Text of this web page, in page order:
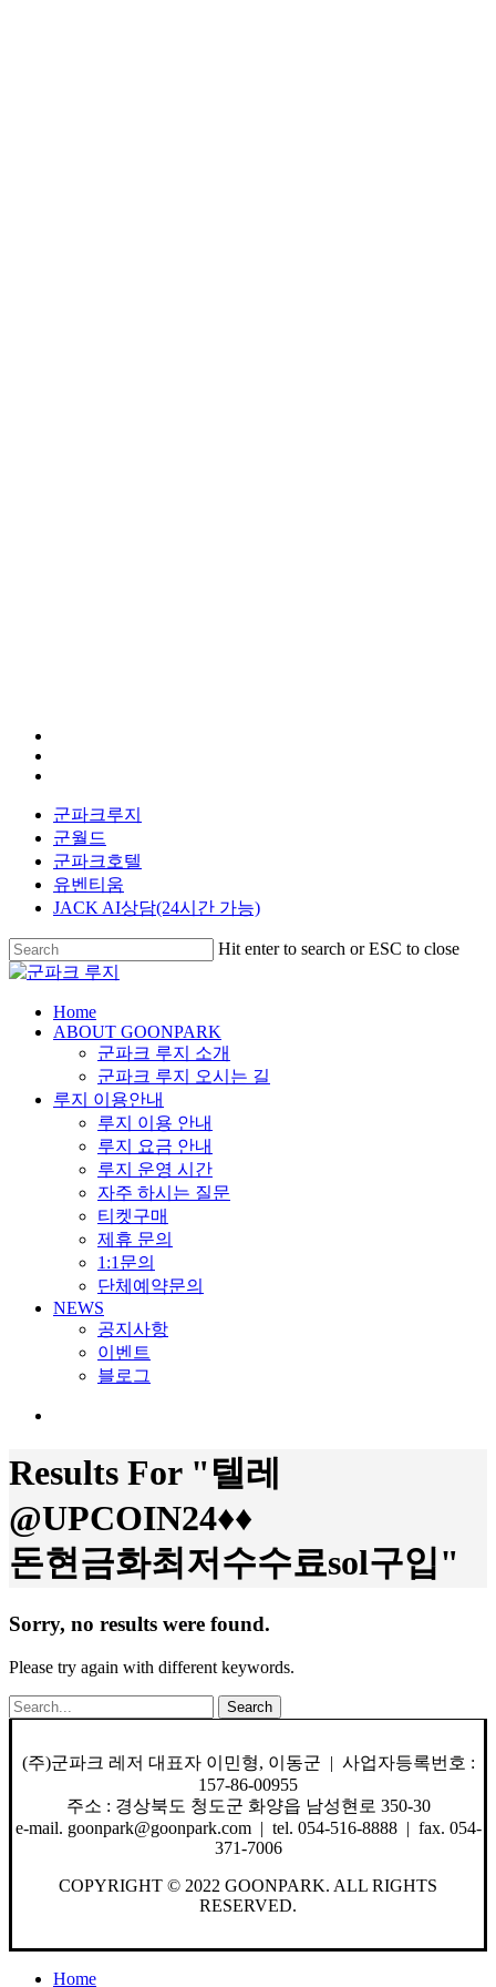
군파크루지
군월드
군파크호텔
유벤티움
JACK AI상담(24시간 가능)
Hit enter to search or ESC to close
Close
search
Menu
Home
ABOUT GOONPARK
군파크 루지 소개
군파크 루지 오시는 길
루지 이용안내
루지 이용 안내
루지 요금 안내
루지 운영 시간
자주 하시는 질문
티켓구매
제휴 문의
1:1문의
단체예약문의
NEWS
공지사항
이벤트
블로그
Results For "텔레
@UPCOIN24♦♦
돈현금화최저수수료sol구입"
Sorry, no results were found.
Please try again with different keywords.
Search
(주)군파크 레저 대표자 이민형, 이동군 | 사업자등록번호 :
157-86-00955
주소 : 경상북도 청도군 화양읍 남성현로 350-30
e-mail. goonpark@goonpark.com | tel. 054-516-8888 | fax. 054-
371-7006
COPYRIGHT © 2022 GOONPARK. ALL RIGHTS
RESERVED.
Close Home